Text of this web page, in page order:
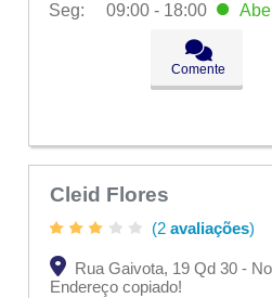
Seg:
09:00 - 18:00
09:00 - 18:00
09:00 - 18:00
09:00 - 18:00
Comente
Cleid Flores
(2 avaliações)
Rua Gaivota, 19 Qd 30 -
Endereço copiado!